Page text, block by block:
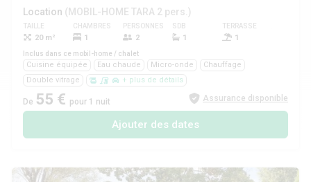
Location (MOBIL-HOME TARA 2 pers.)
TAILLE
20 m²
CHAMBRES
1
PERSONNES
2
SDB
1
TERRASSE
1
Inclus dans ce mobil-home / chalet
Cuisine équipée Eau chaude Micro-onde
Chauffage
Double vitrage
+ plus de détails
De 55 € pour 1 nuit Assurance disponible
Ajouter des dates